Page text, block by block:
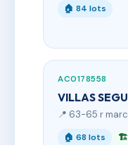
🏠 84 lots
AC0178558
VILLAS
📍 63-65 r
🏠 68 lots 🏗